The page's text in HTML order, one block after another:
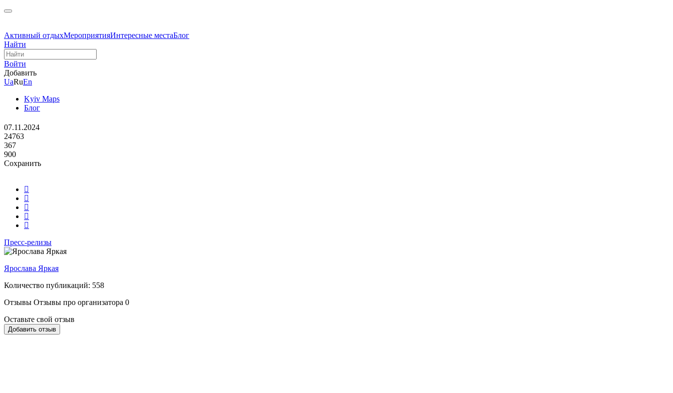
Активный отдыхМероприятияИнтересные местаБлог
Найти
Войти
Добавить
UaRuEn
Kyiv Maps
Блог
07.11.2024
24763
367
900
Сохранить
Пресс-релизы
Ярослава Яркая
Количество публикаций: 558
Отзывы Отзывы про организатора 0
Оставьте свой отзыв
Добавить отзыв